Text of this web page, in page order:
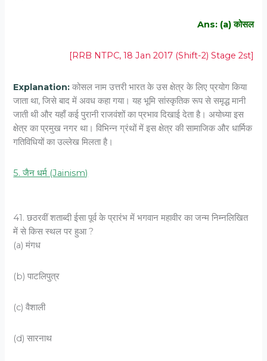
Ans: (a) कोसल
[RRB NTPC, 18 Jan 2017 (Shift-2) Stage 2st]
Explanation:कोसल नाम उत्तरी भारत के उस क्षेत्र के लिए प्रयोग किया
जाता था, जिसे बाद में अवध कहा गया। यह भूमि सांस्कृतिक रूप से समृद्ध मानी
जाती थी और यहाँ कई पुरानी राजवंशों का प्रभाव दिखाई देता है। अयोध्या इस
क्षेत्र का प्रमुख नगर था। विभिन्न ग्रंथों में इस क्षेत्र की सामाजिक और धार्मिक
गतिविधियों का उल्लेख मिलता है।
5. जैन धर्म (Jainism)
41. छठरवीं शताब्दी ईसा पूर्व के प्रारंभ में भगवान महावीर का जन्म निम्नलिखित
में से किस स्थल पर हुआ ?
(a) मंगध
(b) पाटलिपुत्र
(c) वैशाली
(d) सारनाथ